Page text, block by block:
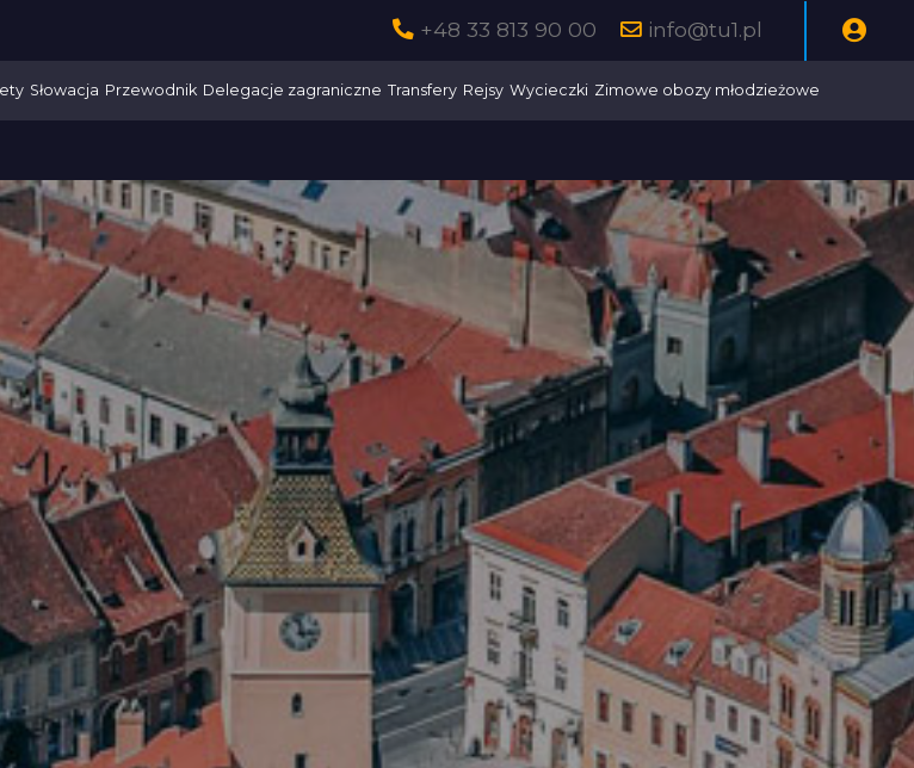
+48 33 813 90 00 info@tu1.pl
Słowacja Przewodnik Delegacje zagraniczne Transfery Rejsy Wycieczki Zimowe obozy młodzieżowe